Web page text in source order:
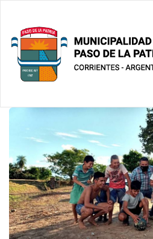
contenido
principal
Municipalidad
de Paso De
La Patria
Contenido
principal